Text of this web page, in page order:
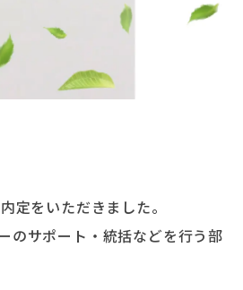
定をいただきました。
のサポート・統括などを行う部